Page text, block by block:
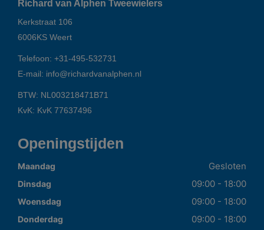
Richard van Alphen Tweewielers
Kerkstraat 106
6006KS Weert
Telefoon: +31-495-532731
E-mail: info@richardvanalphen.nl
BTW: NL003218471B71
KvK: KvK 77637496
Openingstijden
Maandag Gesloten
Dinsdag 09:00 - 18:00
Woensdag 09:00 - 18:00
Donderdag 09:00 - 18:00